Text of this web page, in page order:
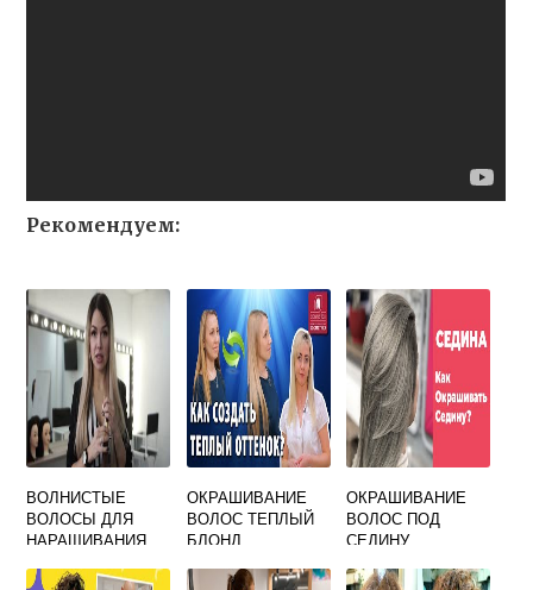
Рекомендуем:
ВОЛНИСТЫЕ
ВОЛОСЫ ДЛЯ
НАРАЩИВАНИЯ
ОКРАШИВАНИЕ
ВОЛОС ТЕПЛЫЙ
БЛОНД
ОКРАШИВАНИЕ
ВОЛОС ПОД
СЕДИНУ